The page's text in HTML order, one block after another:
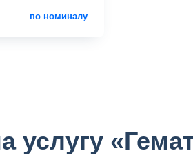
по номиналу
услугу